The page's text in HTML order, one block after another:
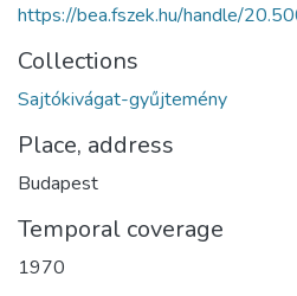
https://bea.fszek.hu/handle/
Collections
Sajtókivágat-gyűjtemény
Place, address
Budapest
Temporal coverage
1970